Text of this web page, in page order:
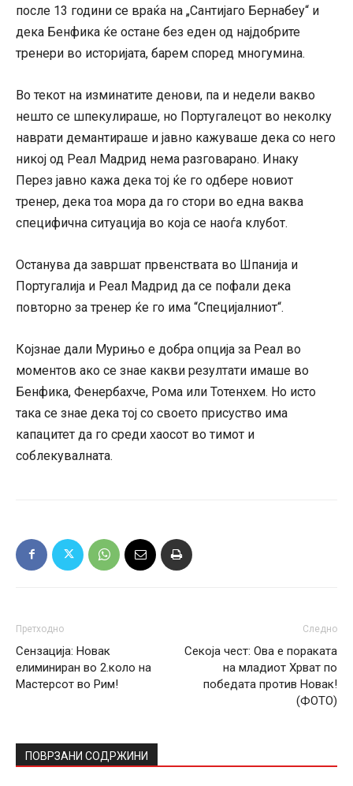
после 13 години се враќа на „Сантијаго Бернабеу“ и
дека Бенфика ќе остане без еден од најдобрите
тренери во историјата, барем според многумина.
Во текот на изминатите денови, па и недели вакво
нешто се шпекулираше, но Португалецот во неколку
наврати демантираше и јавно кажуваше дека со него
никој од Реал Мадрид нема разговарано. Инаку
Перез јавно кажа дека тој ќе го одбере новиот
тренер, дека тоа мора да го стори во една ваква
специфична ситуација во која се наоѓа клубот.
Останува да завршат првенствата во Шпанија и
Португалија и Реал Мадрид да се пофали дека
повторно за тренер ќе го има “Специјалниот“.
Којзнае дали Мурињо е добра опција за Реал во
моментов ако се знае какви резултати имаше во
Бенфика, Фенербахче, Рома или Тотенхем. Но исто
така се знае дека тој со своето присуство има
капацитет да го среди хаосот во тимот и
соблекувалната.
Претходно
Сензација: Новак
елиминиран во 2.коло на
Мастерсот во Рим!
Следно
Секоја чест: Ова е пораката
на младиот Хрват по
победата против Новак!
(ФОТО)
ПОВРЗАНИ СОДРЖИНИ